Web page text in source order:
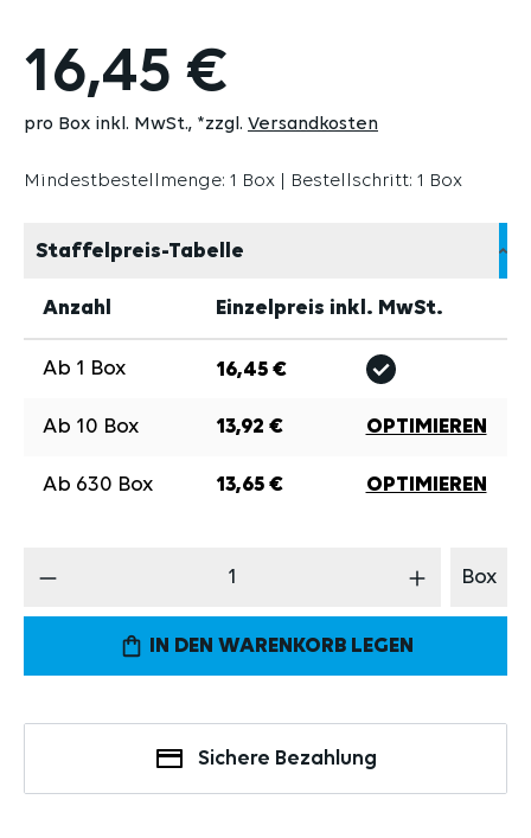
16,45 €
pro Box inkl. MwSt. *zzgl. Versandkosten
Mindestbestellmenge: 1 Box | Bestellschritt: 1 Box
Staffelpreis-Tabelle
Anzahl Einzelpreis inkl. MwSt.
Ab 1 Box 16,45 €
Ab 10 Box 13,92 € OPTIMIEREN
Ab 630 Box 13,65 € OPTIMIEREN
Produkt Anzahl: Gib den gewünschtenBox
IN DEN WARENKORB LEGEN
Sichere Bezahlung